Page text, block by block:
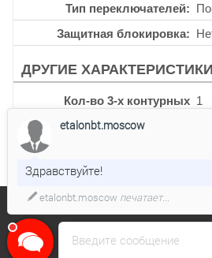
Тип переключателей
Защитная блокировка
ДРУГИЕ ХАРАКТЕРИСТИКИ
Кол-во 3-х контурных
конфорок
1
КАТАЛОГ
Введите сообщение
etalonbt.moscow
Здравствуйте!
etalonbt.moscow печатает...